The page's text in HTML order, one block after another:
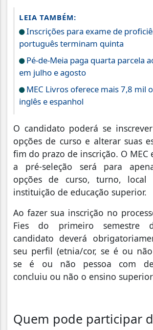
LEIA TAMBÉM:
Inscrições para exame de
português terminam quinta
Pé-de-Meia paga quarta parcela
em julho e agosto
MEC Livros oferece mais 7,8 mil
inglês e espanhol
O candidato poderá se
opções de curso e alterar suas
fim do prazo de inscrição. O MEC
a pré-seleção será para
opções de curso, turno,
instituição de educação superior.
Ao fazer sua inscrição no
Fies do primeiro semestre
candidato deverá
seu perfil (etnia/cor, se é ou
se é ou não pessoa com
concluiu ou não o ensino
Quem pode participar